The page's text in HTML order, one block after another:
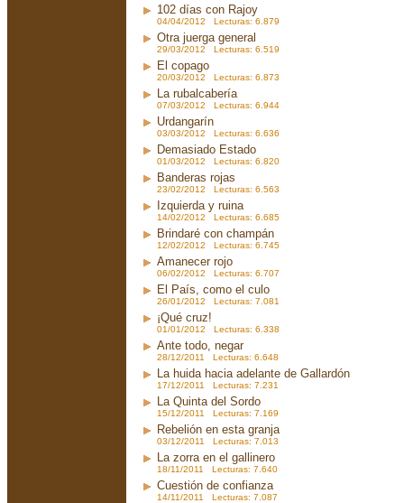
102 días con Rajoy
04/04/2012 Lecturas: 6.879
Otra juerga general
29/03/2012 Lecturas: 6.519
El copago
20/03/2012 Lecturas: 6.873
La rubalcabería
07/03/2012 Lecturas: 6.944
Urdangarín
03/03/2012 Lecturas: 6.636
Demasiado Estado
01/03/2012 Lecturas: 6.820
Banderas rojas
23/02/2012 Lecturas: 6.563
Izquierda y ruina
14/02/2012 Lecturas: 6.685
Brindaré con champán
12/02/2012 Lecturas: 6.745
Amanecer rojo
06/02/2012 Lecturas: 6.707
El País, como el culo
26/01/2012 Lecturas: 7.081
¡Qué cruz!
01/01/2012 Lecturas: 6.338
Ante todo, negar
28/12/2011 Lecturas: 6.648
La huida hacia adelante de Gallardón
17/12/2011 Lecturas: 7.231
La Quinta del Sordo
15/12/2011 Lecturas: 7.169
Rebelión en esta granja
03/12/2011 Lecturas: 7.013
La zorra en el gallinero
18/11/2011 Lecturas: 7.640
Cuestión de confianza
14/11/2011 Lecturas: 7.087